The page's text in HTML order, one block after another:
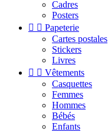
Cadres
Posters
  Papeterie
Cartes postales
Stickers
Livres
  Vêtements
Casquettes
Femmes
Hommes
Bébés
Enfants